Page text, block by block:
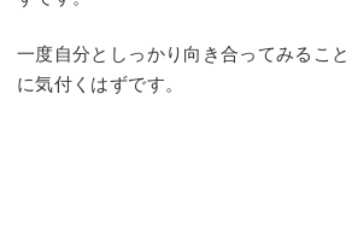
一度自分としっかり向き合ってみるこ
に気付くはずです。